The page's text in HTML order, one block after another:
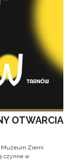
OTWARCIA
Muzeum Ziemi
czynne w